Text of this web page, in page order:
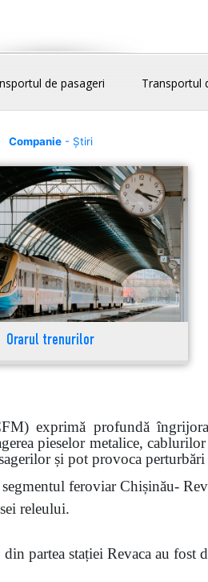
de pasageri Transportul
Companie- Știri
Orarul trenurilor
exprimă profundă
pieselor metalice,
și pot provoca
feroviar Chișinău-
releului.
partea stației Revaca au fost